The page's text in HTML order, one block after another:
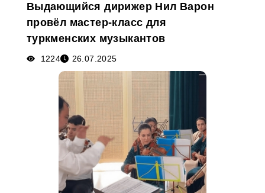
Медиа
Афиша
Выдающийся дирижер Нил Варон
провёл мастер-класс для
туркменских музыкантов
1224 26.07.2025